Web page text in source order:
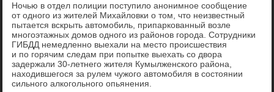
Ночью в отдел полиции поступило анонимное сообщение
от одного из жителей Михайловки о том, что неизвестный
пытается вскрыть автомобиль, припаркованный возле
многоэтажных домов одного из районов города. Сотрудники
ГИБДД немедленно выехали на место происшествия
и по горячим следам при попытке выехать со двора
задержали 30-летнего жителя Кумылженского района,
находившегося за рулем чужого автомобиля в состоянии
сильного алкогольного опьянения.